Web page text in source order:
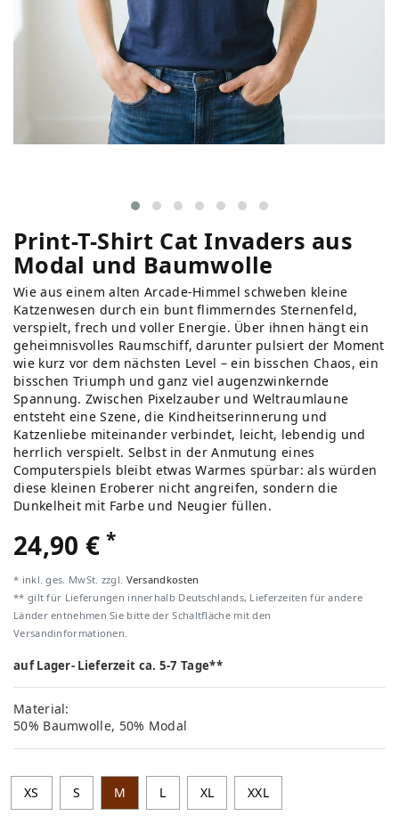
Print-T-Shirt Cat Invaders aus
Modal und Baumwolle
Wie aus einem alten Arcade-Himmel schweben kleine
Katzenwesen durch ein bunt flimmerndes Sternenfeld,
verspielt, frech und voller Energie. Über ihnen hängt ein
geheimnisvolles Raumschiff, darunter pulsiert der Moment
wie kurz vor dem nächsten Level – ein bisschen Chaos, ein
bisschen Triumph und ganz viel augenzwinkernde
Spannung. Zwischen Pixelzauber und Weltraumlaune
entsteht eine Szene, die Kindheitserinnerung und
Katzenliebe miteinander verbindet, leicht, lebendig und
herrlich verspielt. Selbst in der Anmutung eines
Computerspiels bleibt etwas Warmes spürbar: als würden
diese kleinen Eroberer nicht angreifen, sondern die
Dunkelheit mit Farbe und Neugier füllen.
24,90 €*
* inkl. ges. MwSt. zzgl. Versandkosten
** gilt für Lieferungen innerhalb Deutschlands, Lieferzeiten für andere
Länder entnehmen Sie bitte der Schaltfläche mit den
Versandinformationen.
auf Lager- Lieferzeit ca. 5-7 Tage**
Material:
50% Baumwolle, 50% Modal
XS S M L XL XXL